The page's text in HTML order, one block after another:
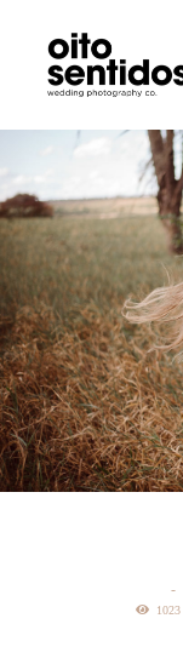
1023